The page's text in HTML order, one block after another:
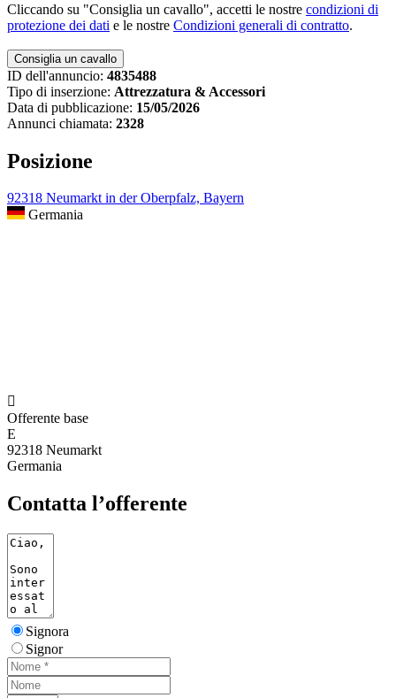
Cliccando su "Consiglia un cavallo", accetti le nostre condizioni di
protezione dei dati e le nostre Condizioni generali di contratto.
ID dell'annuncio: 4835488
Tipo di inserzione: Attrezzatura & Accessori
Data di pubblicazione: 15/05/2026
Annunci chiamata: 2328
Posizione
92318 Neumarkt in der Oberpfalz, Bayern
Germania

Offerente base
E
92318 Neumarkt
Germania
Contatta l’offerente
Signora
Signor